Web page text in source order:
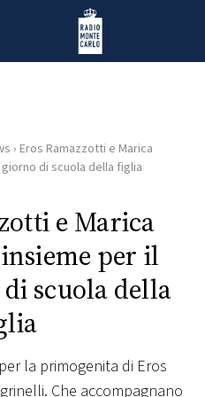
Radio Monte Carlo
› Eros Ramazzotti e Marica
di scuola della figlia
e Marica
per il
scuola della
la primogenita di Eros
Che accompagnano